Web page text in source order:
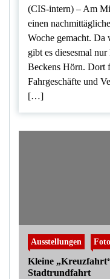
(CIS-intern) – Am
einen
Woche gemacht. Da
gibt es diesesmal
Beckens Hörn. Dort
Fahrgeschäfte und
[…]
Ausstellungen
Kleine
Stadtrundfahrt